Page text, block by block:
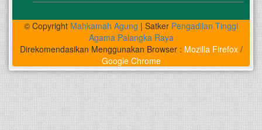
© Copyright Mahkamah Agung | Satker Pengadilan Tinggi
Agama Palangka Raya
Direkomendasikan Menggunakan Browser : Mozilla Firefox/
Google Chrome